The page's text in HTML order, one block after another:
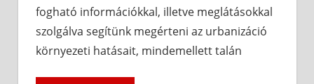
fogható információkkal, illetve meglátásokkal
szolgálva segítünk megérteni az urbanizáció
környezeti hatásait, mindemellett talán